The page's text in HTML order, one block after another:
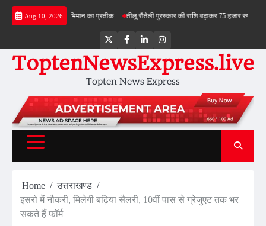
Skip
Aug 10, 2026
तिरंगा देश के स्वाभिमान का प्रतीक तीलू रौतेली पुरस्कार की राशि बढ़ाकर 75 हजार रुपये की
TwitterFacebookLinkedInInstagram
ToptenNewsExpress.live
Topten News Express
Home
उत्तराखण्ड
इसरो में नौकरी, मिलेगी बढ़िया सैलरी, 10वीं पास से ग्रेजुएट तक भर
सकते हैं फॉर्म